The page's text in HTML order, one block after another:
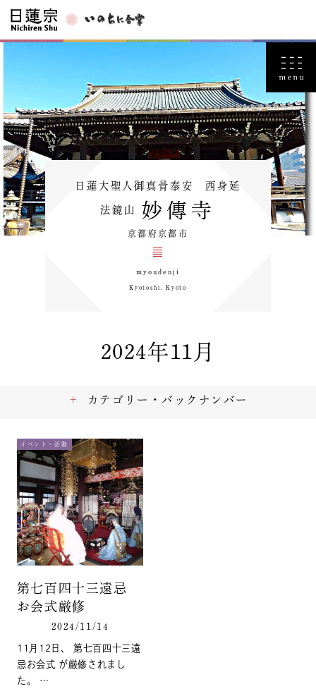
日蓮大聖人御真骨奉安 西身延
法鏡山 妙傳寺
京都府京都市
myoudenji
Kyotoshi, Kyoto
2024年11月
イベント・活動
第七百四十三遠忌
お会式厳修
2024/11/14
11月12日、 第七百四十三遠
忌お会式 が厳修されまし
た。 …
カテゴリー・バックナンバー